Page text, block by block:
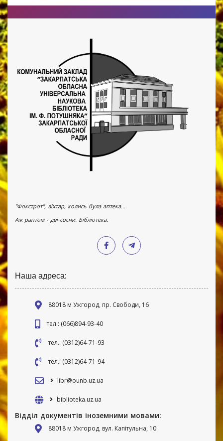
"Фокстрот", ліхтар, колись була аптека...
Аж раптом - дві сосни. Бібліотека.
Наша адреса:
88018 м Ужгород, пр. Свободи, 16
тел.: (066)894-93-40
тел.: (0312)64-71-93
тел.: (0312)64-71-94
libr@ounb.uz.ua
biblioteka.uz.ua
Відділ документів іноземними мовами:
88018 м Ужгород, вул. Капітульна, 10